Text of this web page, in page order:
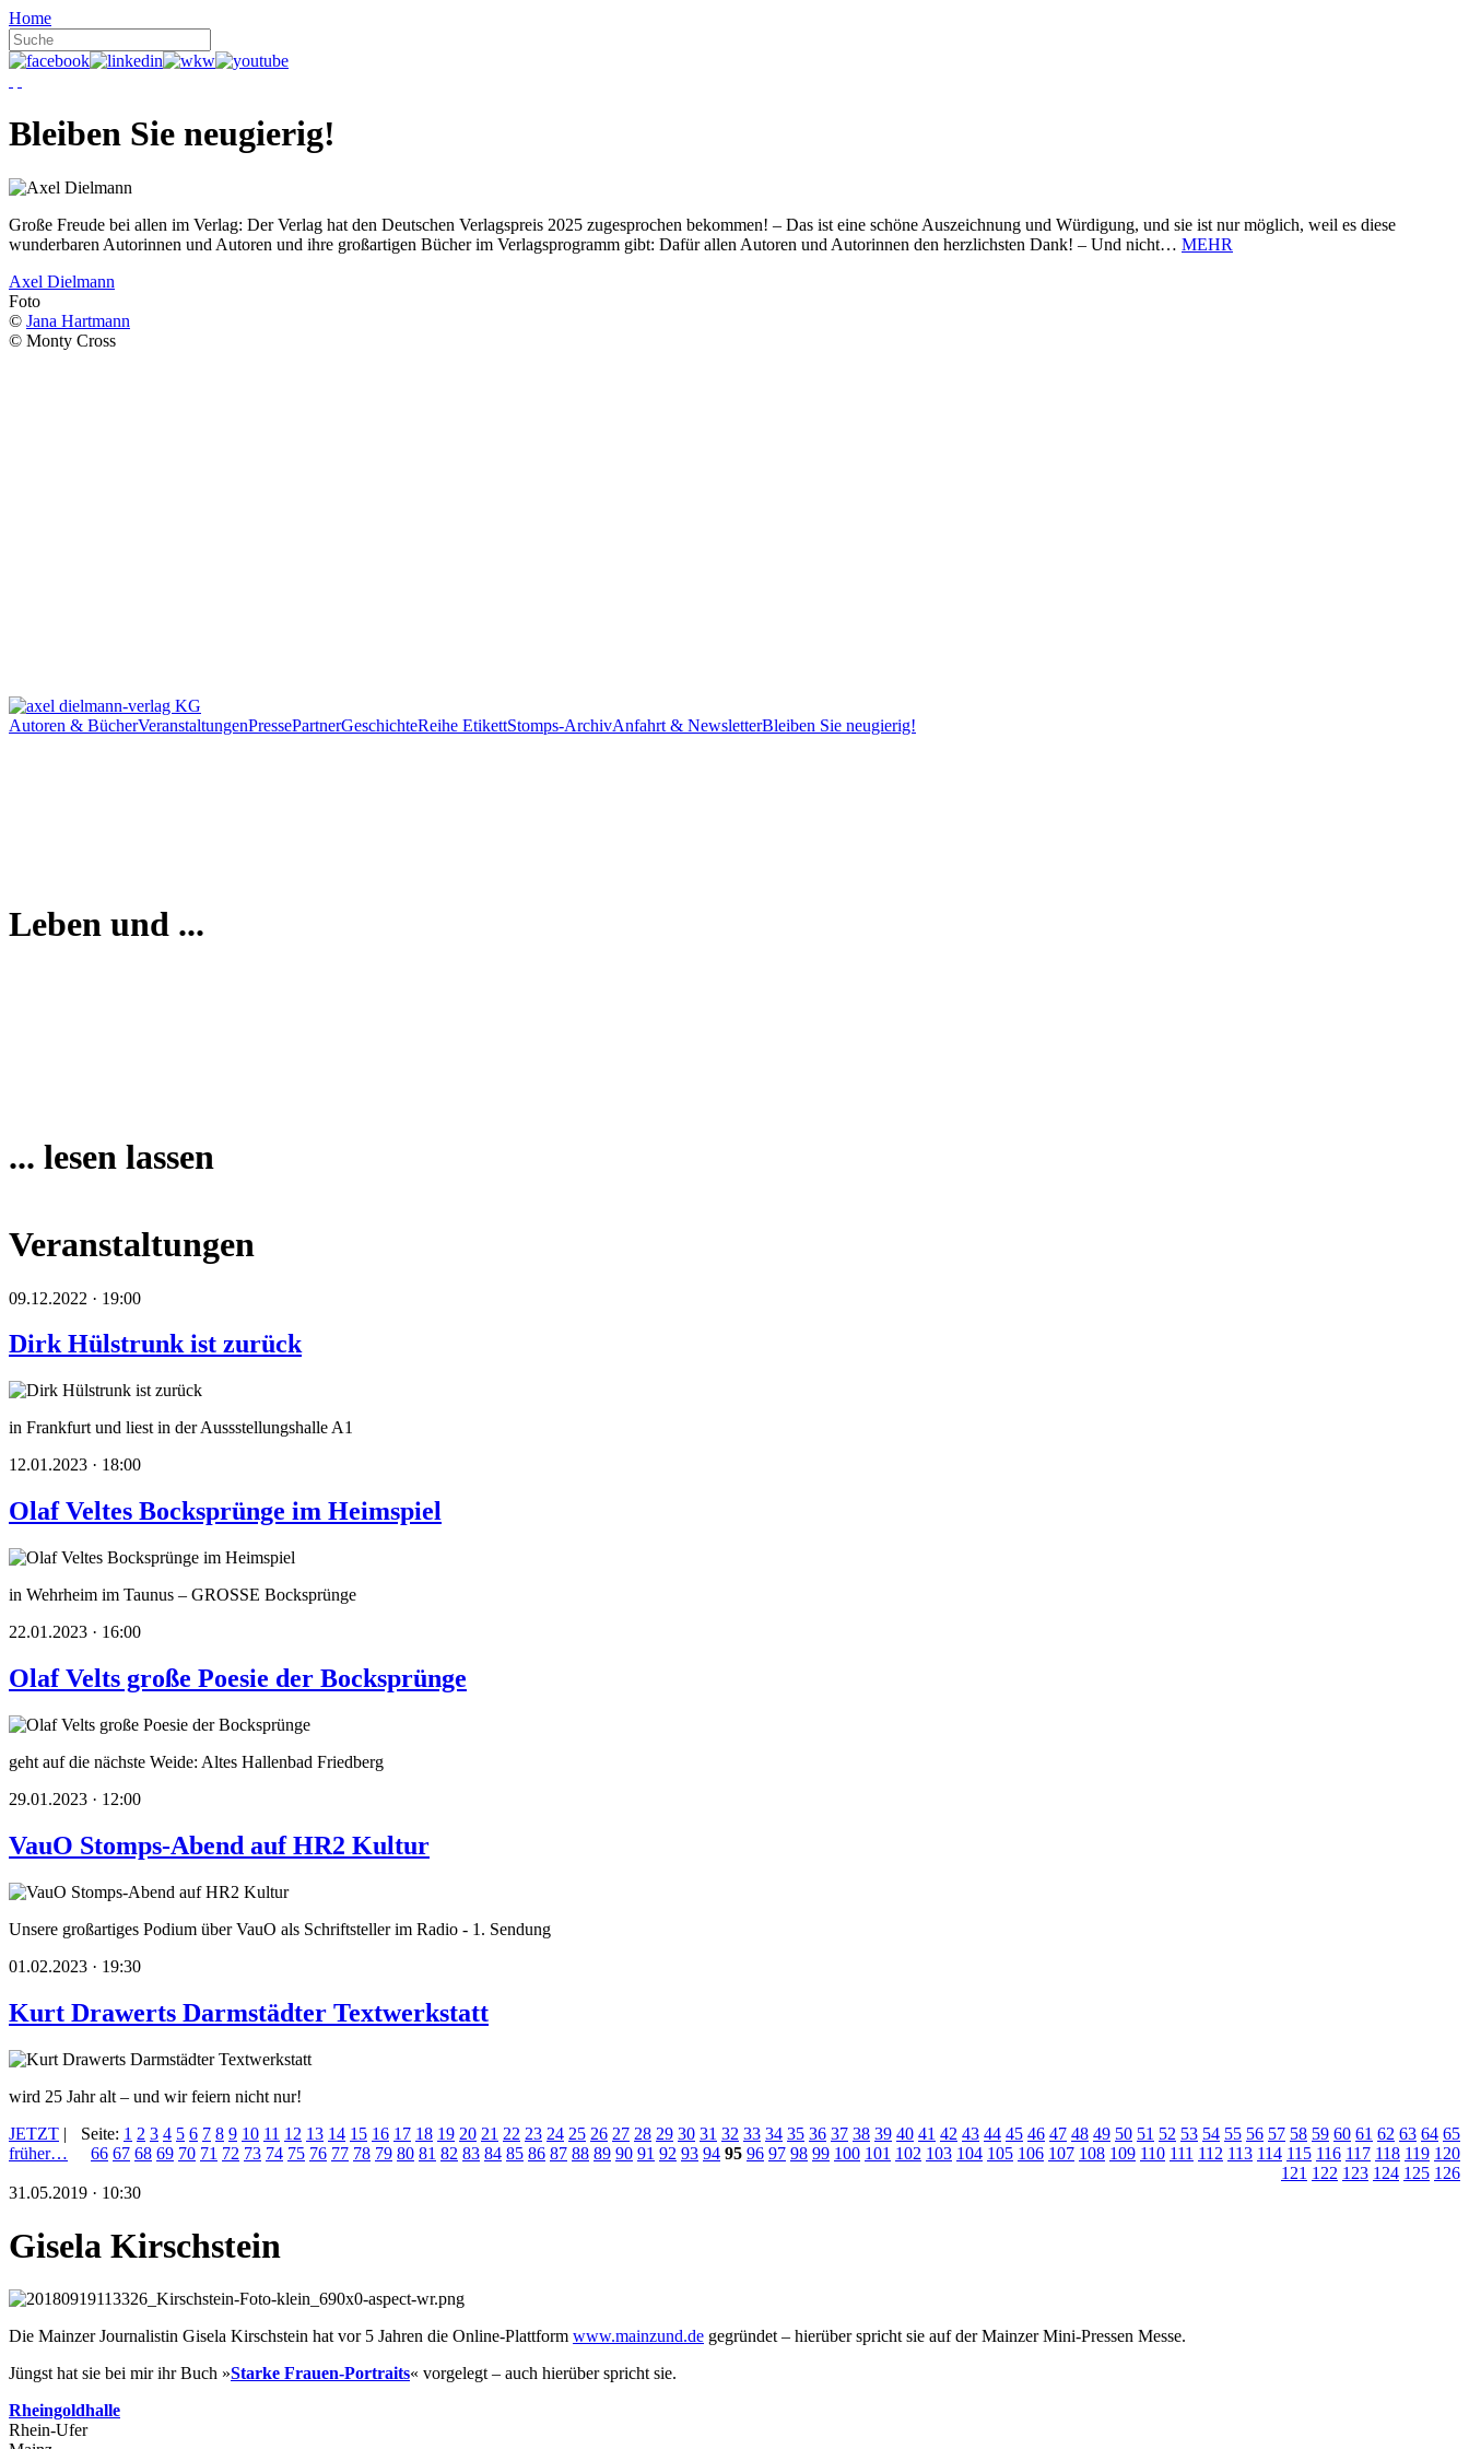
Home
Bleiben Sie neugierig!
Große Freude bei allen im Verlag: Der Verlag hat den Deutschen Verlagspreis 2025 zugesprochen bekommen! – Das ist eine schöne Auszeichnung und Würdigung, und sie ist nur möglich, weil es diese
wunderbaren Autorinnen und Autoren und ihre großartigen Bücher im Verlagsprogramm gibt: Dafür allen Autoren und Autorinnen den herzlichsten Dank! – Und nicht… MEHR
Axel Dielmann
Foto
© Jana Hartmann
© Monty Cross
Autoren & BücherVeranstaltungenPressePartnerGeschichteReihe EtikettStomps-ArchivAnfahrt & NewsletterBleiben Sie neugierig!
Leben und ...
... lesen lassen
Veranstaltungen
09.12.2022 · 19:00
Dirk Hülstrunk ist zurück
in Frankfurt und liest in der Aussstellungshalle A1
12.01.2023 · 18:00
Olaf Veltes Bocksprünge im Heimspiel
in Wehrheim im Taunus – GROSSE Bocksprünge
22.01.2023 · 16:00
Olaf Velts große Poesie der Bocksprünge
geht auf die nächste Weide: Altes Hallenbad Friedberg
29.01.2023 · 12:00
VauO Stomps-Abend auf HR2 Kultur
Unsere großartiges Podium über VauO als Schriftsteller im Radio - 1. Sendung
01.02.2023 · 19:30
Kurt Drawerts Darmstädter Textwerkstatt
wird 25 Jahr alt – und wir feiern nicht nur!
JETZT |
früher…
Seite: 1 2 3 4 5 6 7 8 9 10 11 12 13 14 15 16 17 18 19 20 21 22 23 24 25 26 27 28 29 30 31 32 33 34 35 36 37 38 39 40 41 42 43 44 45 46 47 48 49 50 51 52 53 54 55 56 57 58 59 60 61 62 63 64 65
66 67 68 69 70 71 72 73 74 75 76 77 78 79 80 81 82 83 84 85 86 87 88 89 90 91 92 93 94 95 96 97 98 99 100 101 102 103 104 105 106 107 108 109 110 111 112 113 114 115 116 117 118 119 120
121 122 123 124 125 126
31.05.2019 · 10:30
Gisela Kirschstein
Die Mainzer Journalistin Gisela Kirschstein hat vor 5 Jahren die Online-Plattform www.mainzund.de gegründet – hierüber spricht sie auf der Mainzer Mini-Pressen Messe.
Jüngst hat sie bei mir ihr Buch »Starke Frauen-Portraits« vorgelegt – auch hierüber spricht sie.
Rheingoldhalle
Rhein-Ufer